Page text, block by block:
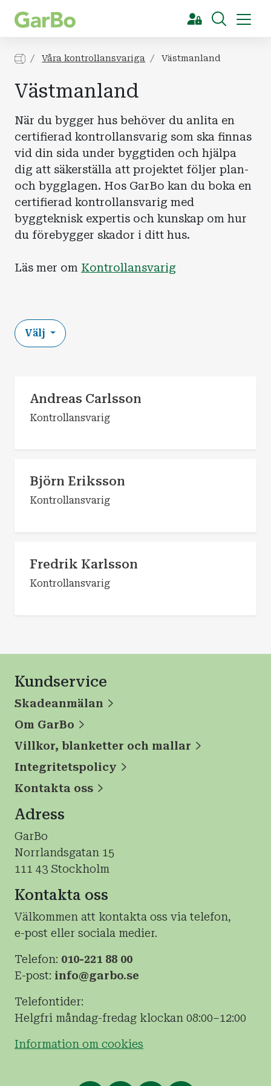
[Sök]
Våra kontrollansvariga Västmanland
Västmanland
När du bygger hus behöver du anlita en
certifierad kontrollansvarig som ska finnas
vid din sida under byggtiden och hjälpa
dig att säkerställa att projektet följer plan-
och bygglagen. Hos GarBo kan du boka en
certifierad kontrollansvarig med
byggteknisk expertis och kunskap om hur
du förebygger skador i ditt hus.
Läs mer om Kontrollansvarig
Välj
Andreas Carlsson
Kontrollansvarig
Björn Eriksson
Kontrollansvarig
Fredrik Karlsson
Kontrollansvarig
Kundservice
Skadeanmälan
Om GarBo
Villkor, blanketter och mallar
Integritetspolicy
Kontakta oss
Adress
GarBo
Norrlandsgatan 15
111 43 Stockholm
Kontakta oss
Välkommen att kontakta oss via telefon,
e-post eller sociala medier.
Telefon: 010-221 88 00
E-post: info@garbo.se
Telefontider:
Helgfri måndag-fredag klockan 08:00–12:00
Information om cookies